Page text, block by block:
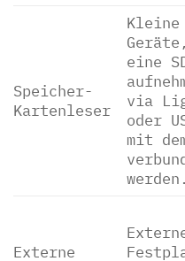
Speicher-
Kartenleser
Kleine
eine
via
oder
mit
werden.
Externe